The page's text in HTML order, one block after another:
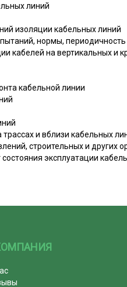
линий
изоляции кабельных линий
нормы,
кабелей на вертикальных и
кабельной линии
и вблизи кабельных
строительных и других
эксплуатации